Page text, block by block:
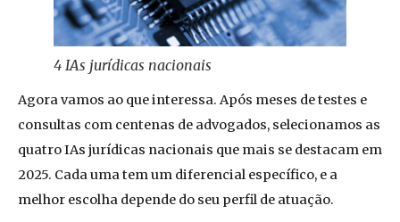
4 IAs jurídicas nacionais
Agora vamos ao que interessa. Após meses de testes e
consultas com centenas de advogados, selecionamos as
quatro IAs jurídicas nacionais que mais se destacam em
2025. Cada uma tem um diferencial específico, e a
melhor escolha depende do seu perfil de atuação.